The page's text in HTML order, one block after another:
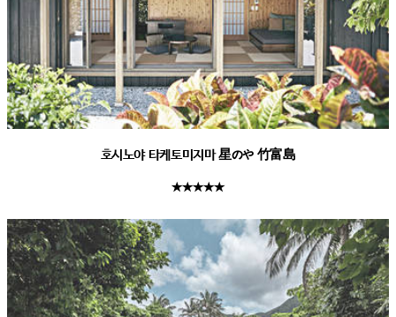
호시노야 타케토미지마 星のや 竹富島
★★★★★